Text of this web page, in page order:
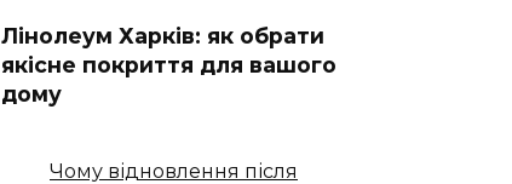
Лінолеум Харків: як обрати
якісне покриття для вашого
дому
Чому відновлення після